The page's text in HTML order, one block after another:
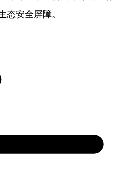
安全屏障。